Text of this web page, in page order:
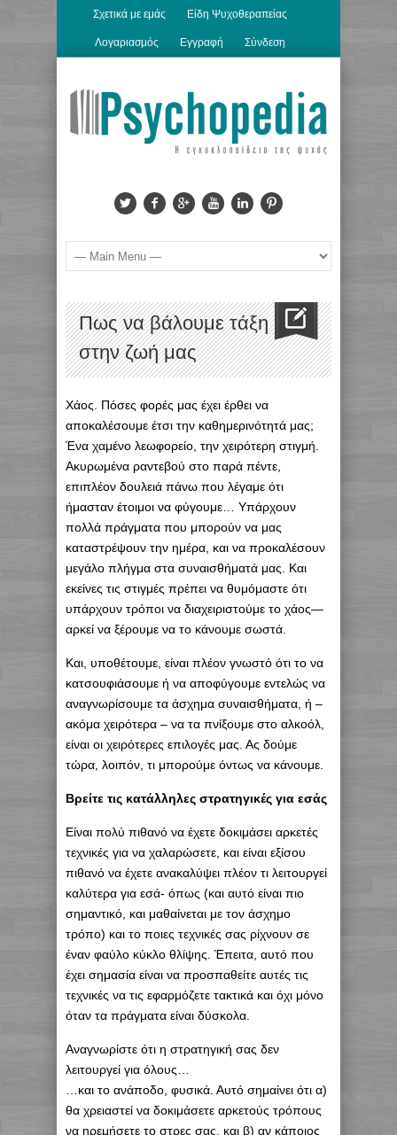
Σχετικά με εμάς Είδη Ψυχοθεραπείας
Λογαριασμός Εγγραφή Σύνδεση
Πως να βάλουμε τάξη
στην ζωή μας
Χάος. Πόσες φορές μας έχει έρθει να
αποκαλέσουμε έτσι την καθημερινότητά μας;
Ένα χαμένο λεωφορείο, την χειρότερη στιγμή.
Ακυρωμένα ραντεβού στο παρά πέντε,
επιπλέον δουλειά πάνω που λέγαμε ότι
ήμασταν έτοιμοι να φύγουμε… Υπάρχουν
πολλά πράγματα που μπορούν να μας
καταστρέψουν την ημέρα, και να προκαλέσουν
μεγάλο πλήγμα στα συναισθήματά μας. Και
εκείνες τις στιγμές πρέπει να θυμόμαστε ότι
υπάρχουν τρόποι να διαχειριστούμε το χάος—
αρκεί να ξέρουμε να το κάνουμε σωστά.
Και, υποθέτουμε, είναι πλέον γνωστό ότι το να
κατσουφιάσουμε ή να αποφύγουμε εντελώς να
αναγνωρίσουμε τα άσχημα συναισθήματα, ή –
ακόμα χειρότερα – να τα πνίξουμε στο αλκοόλ,
είναι οι χειρότερες επιλογές μας. Ας δούμε
τώρα, λοιπόν, τι μπορούμε όντως να κάνουμε.
Βρείτε τις κατάλληλες στρατηγικές για εσάς
Είναι πολύ πιθανό να έχετε δοκιμάσει αρκετές
τεχνικές για να χαλαρώσετε, και είναι εξίσου
πιθανό να έχετε ανακαλύψει πλέον τι λειτουργεί
καλύτερα για εσά- όπως (και αυτό είναι πιο
σημαντικό, και μαθαίνεται με τον άσχημο
τρόπο) και το ποιες τεχνικές σας ρίχνουν σε
έναν φαύλο κύκλο θλίψης. Έπειτα, αυτό που
έχει σημασία είναι να προσπαθείτε αυτές τις
τεχνικές να τις εφαρμόζετε τακτικά και όχι μόνο
όταν τα πράγματα είναι δύσκολα.
Αναγνωρίστε ότι η στρατηγική σας δεν
λειτουργεί για όλους…
…και το ανάποδο, φυσικά. Αυτό σημαίνει ότι α)
θα χρειαστεί να δοκιμάσετε αρκετούς τρόπους
να ηρεμήσετε το στρες σας, και β) αν κάποιος